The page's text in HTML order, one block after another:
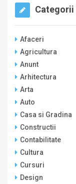
Categorii
Afaceri
Agricultura
Anunt
Arhitectura
Arta
Auto
Casa si Gradina
Constructii
Contabilitate
Cultura
Cursuri
Design